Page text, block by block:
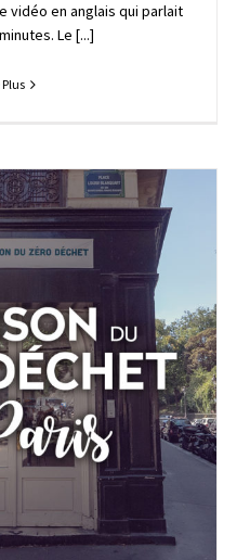
vidéo en anglais qui parlait
Le [...]